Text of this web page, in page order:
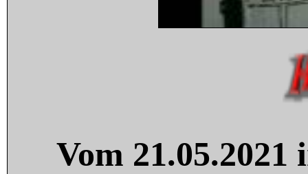
Vom